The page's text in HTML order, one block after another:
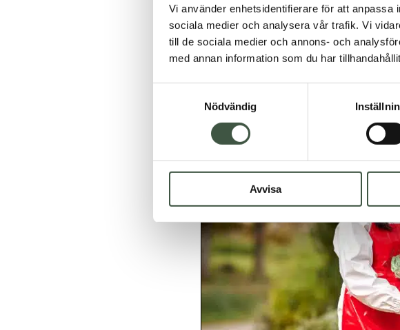
Vi använder enhetsidentifierare för att anpassa
sociala medier och analysera vår trafik. Vi
till de sociala medier och annons- och
med annan information som du har
Nödvändig
Avvisa
Ärmellose kurze Schürze mit
Bewertet
5.00
von 5